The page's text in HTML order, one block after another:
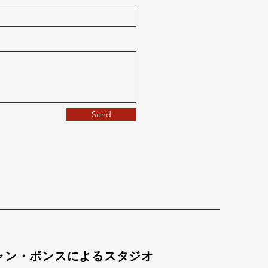
Send
ン・ポンスによるスタジオ